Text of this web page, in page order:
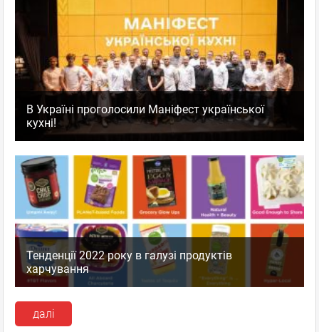
В Україні проголосили Маніфест української
кухні!
Тенденції 2022 року в галузі продуктів
харчування
далі